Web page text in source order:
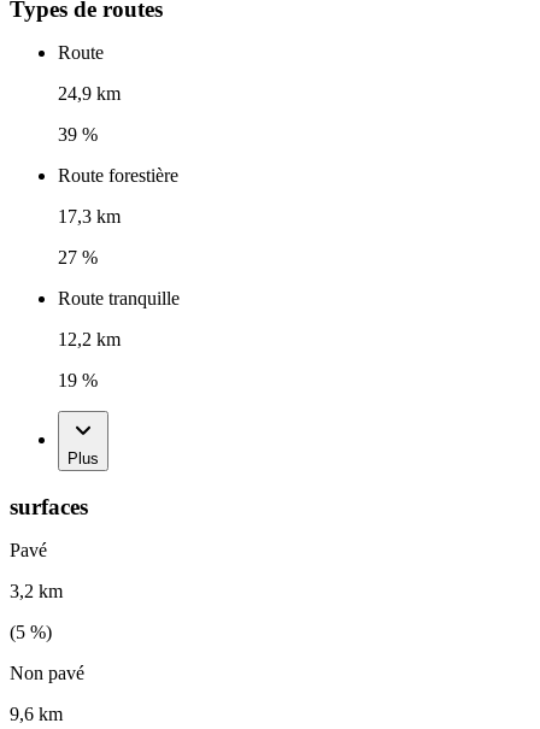
Types de routes
Route
24,9 km
39 %
Route forestière
17,3 km
27 %
Route tranquille
12,2 km
19 %
Plus
surfaces
Pavé
3,2 km
(5 %)
Non pavé
9,6 km